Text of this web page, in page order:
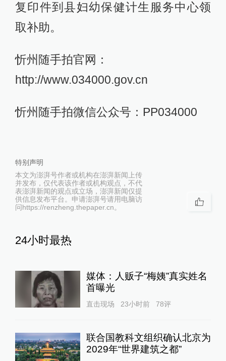
复印件到县妇幼保健计生服务中心领
取补助。
忻州随手拍官网：
http://www.034000.gov.cn
忻州随手拍微信公众号：PP034000
特别声明
本文为澎湃号作者或机构在澎湃新闻上传
并发布，仅代表该作者或机构观点，不代
表澎湃新闻的观点或立场，澎湃新闻仅提
供信息发布平台。申请澎湃号请用电脑访
问https://renzheng.thepaper.cn。
24小时最热
媒体：人贩子“梅姨”真实姓名
首曝光
直击现场 23小时前 78评
联合国教科文组织确认北京为
2029年“世界建筑之都”